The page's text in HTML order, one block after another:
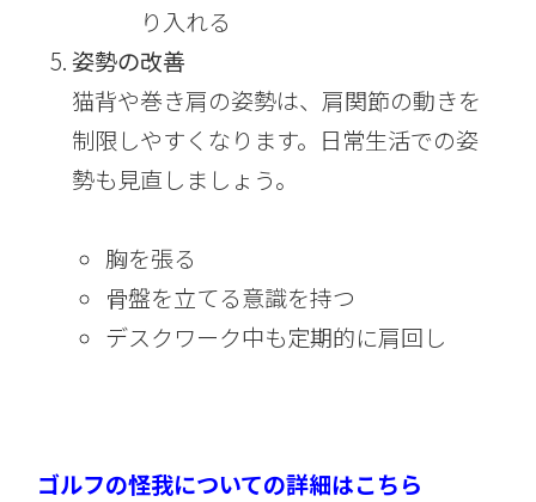
り入れる
姿勢の改善
猫背や巻き肩の姿勢は、肩関節の動きを
制限しやすくなります。日常生活での姿
勢も見直しましょう。
胸を張る
骨盤を立てる意識を持つ
デスクワーク中も定期的に肩回し
ゴルフの怪我についての詳細はこちら